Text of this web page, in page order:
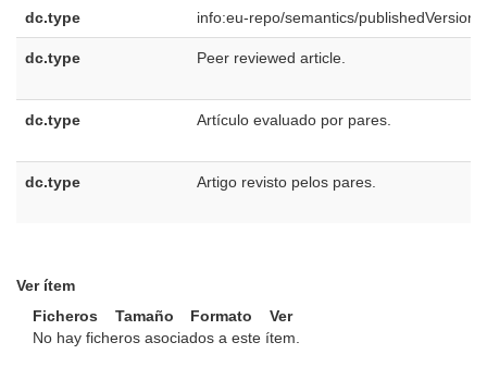
dc.type info:eu-repo/semantics/publishedVersion
dc.type Peer reviewed article.
dc.type Artículo evaluado por pares.
dc.type Artigo revisto pelos pares.
Ver ítem
Ficheros
Tamaño Formato
Ver
No hay ficheros asociados a este ítem.